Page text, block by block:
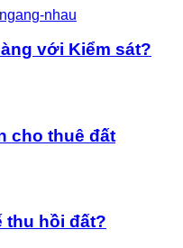
với Kiểm sát?
cho thuê đất
thu hồi đất?